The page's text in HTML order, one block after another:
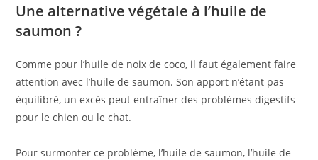
Une alternative végétale à l’huile de
saumon ?
Comme pour l’huile de noix de coco, il faut également faire
attention avec l’huile de saumon. Son apport n’étant pas
équilibré, un excès peut entraîner des problèmes digestifs
pour le chien ou le chat.
Pour surmonter ce problème, l’huile de saumon, l’huile de